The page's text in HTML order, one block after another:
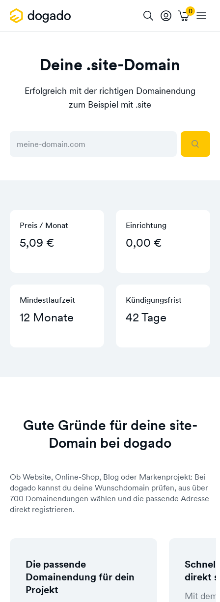
Deine .site-Domain
Erfolgreich mit der richtigen Domainendung
zum Beispiel mit .site
Preis / Monat
5,09 €
Einrichtung
0,00 €
Mindestlaufzeit
12 Monate
Kündigungs­frist
42 Tage
Gute Gründe für deine site-
Domain bei dogado
Ob Website, Online-Shop, Blog oder Markenprojekt: Bei
dogado kannst du deine Wunschdomain prüfen, aus über
700 Domainendungen wählen und die passende Adresse
direkt registrieren.
Die passende
Domainendung für dein
Projekt
direkt
Mit dem